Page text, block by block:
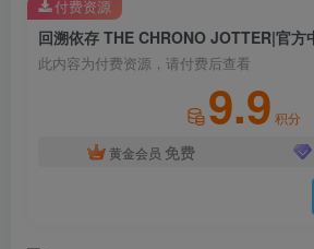
此内容为付费资源，请付费后查看
9.9 积分
黄金会员 免费
付费资源